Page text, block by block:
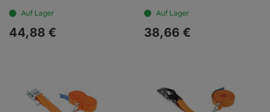
Auf Lager
44,88 €
Auf Lager
38,66 €